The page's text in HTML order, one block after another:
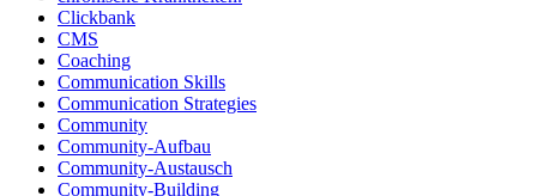
Clickbank
CMS
Coaching
Communication Skills
Communication Strategies
Community
Community-Aufbau
Community-Austausch
Community-Building